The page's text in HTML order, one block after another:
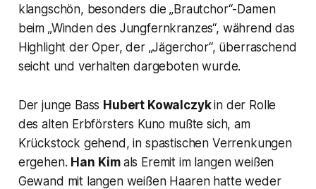
klangschön, besonders die „Brautchor“-Damen
beim „Winden des Jungfernkranzes“, während das
Highlight der Oper, der „Jägerchor“, überraschend
seicht und verhalten dargeboten wurde.
Der junge Bass Hubert Kowalczykin der Rolle
des alten Erbförsters Kuno mußte sich, am
Krückstock gehend, in spastischen Verrenkungen
ergehen. Han Kim als Eremit im langen weißen
Gewand mit langen weißen Haaren hatte weder